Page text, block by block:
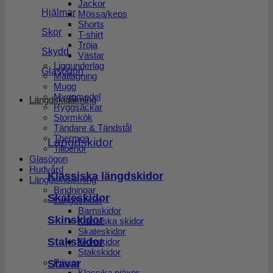
Hjälmar
Skor
Skydd
Glasögon
Längdskidåkning
Längdskidor
Klassiska längdskidor
Skateskidor
Skinskidor
Stakskidor
Stavar
Jackor
Mössa/keps
Shorts
T-shirt
Tröja
Västar
Liggunderlag
Matlagning
Mugg
Myggmedel
Ryggsäckar
Stormkök
Tändare & Tändstål
Thermos
Tillbehör
Glasögon
Hudvård
Längdskidåkning
Bindningar
Längdskidor
Barnskidor
Klassiska skidor
Skateskidor
Skinskidor
Stakskidor
Pjäxor